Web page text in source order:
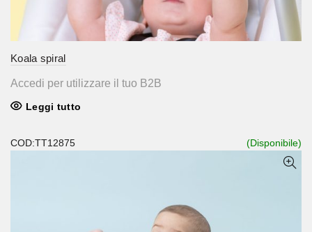
Koala spiral
Accedi per utilizzare il tuo B2B
Leggi tutto
COD:TT12875 (Disponibile)